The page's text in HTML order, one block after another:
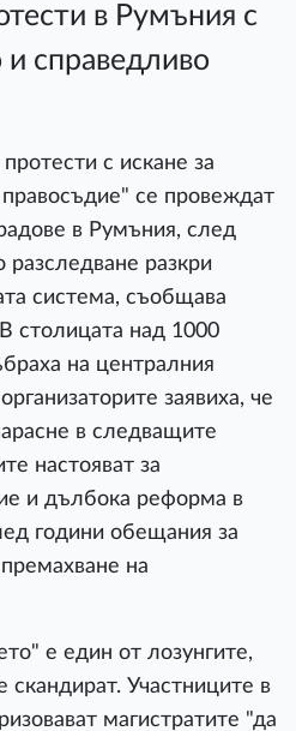
в Румъния с
и справедливо
с искане за
се провеждат
в Румъния, след
разследване разкри
система, съобщава
столицата над 1000
на централния
заявиха, че
в следващите
настояват за
и дълбока реформа в
години обещания за
на
е един от лозунгите,
скандират. Участниците в
магистратите "да